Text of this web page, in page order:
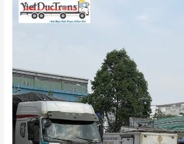
Đức
vụ
xe
tải
chở
hàng
toàn